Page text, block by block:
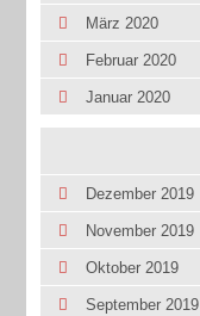
März 2020
Februar 2020
Januar 2020
Dezember 2019
November 2019
Oktober 2019
September 2019